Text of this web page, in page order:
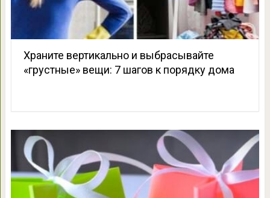
Храните вертикально и выбрасывайте
«грустные» вещи: 7 шагов к порядку дома